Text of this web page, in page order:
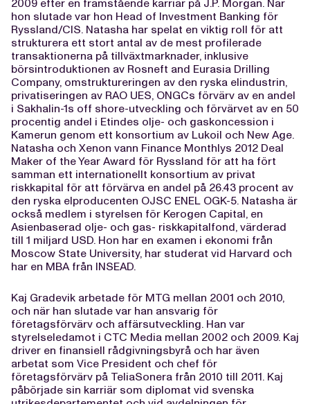
2009 efter en framstående karriär på J.P. Morgan. När
hon slutade var hon Head of Investment Banking för
Ryssland/CIS. Natasha har spelat en viktig roll för att
strukturera ett stort antal av de mest profilerade
transaktionerna på tillväxtmarknader, inklusive
börsintroduktionen av Rosneft and Eurasia Drilling
Company, omstruktureringen av den ryska elindustrin,
privatiseringen av RAO UES, ONGCs förvärv av en andel
i Sakhalin-1s off shore-utveckling och förvärvet av en 50
procentig andel i Etindes olje- och gaskoncession i
Kamerun genom ett konsortium av Lukoil och New Age.
Natasha och Xenon vann Finance Monthlys 2012 Deal
Maker of the Year Award för Ryssland för att ha fört
samman ett internationellt konsortium av privat
riskkapital för att förvärva en andel på 26.43 procent av
den ryska elproducenten OJSC ENEL OGK-5. Natasha är
också medlem i styrelsen för Kerogen Capital, en
Asienbaserad olje- och gas- riskkapitalfond, värderad
till 1 miljard USD. Hon har en examen i ekonomi från
Moscow State University, har studerat vid Harvard och
har en MBA från INSEAD.
Kaj Gradevik arbetade för MTG mellan 2001 och 2010,
och när han slutade var han ansvarig för
företagsförvärv och affärsutveckling. Han var
styrelseledamot i CTC Media mellan 2002 och 2009. Kaj
driver en finansiell rådgivningsbyrå och har även
arbetat som Vice President och chef för
företagsförvärv på TeliaSonera från 2010 till 2011. Kaj
påbörjade sin karriär som diplomat vid svenska